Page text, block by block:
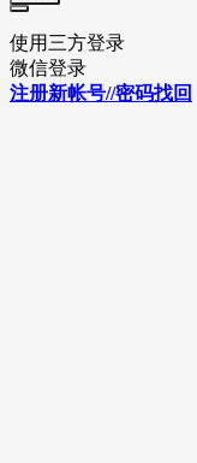
使用三方登录
微信登录
注册新帐号//密码找回